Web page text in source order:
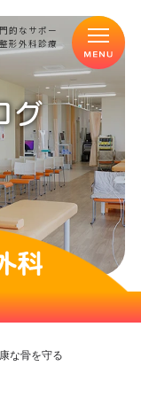
的なサポー
形外科診療
グ
な骨を守る